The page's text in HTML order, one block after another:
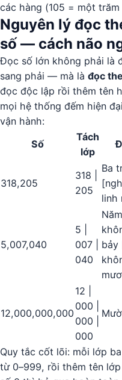
các hàng (105 = một trăm
Nguyên lý đọc
số — cách não
Đọc số lớn không phải là
sang phải — mà là đọc
đọc độc lập rồi thêm tên
mọi hệ thống đếm hiện
vận hành:
Số
Tách
lớp
318,205
318 |
205
Ba
linh
5,007,040
5 |
007 |
040
bảy
12,000,000,000
12 |
000 |
000 |
000
Quy tắc cốt lõi: mỗi lớp
từ 0–999, rồi thêm tên